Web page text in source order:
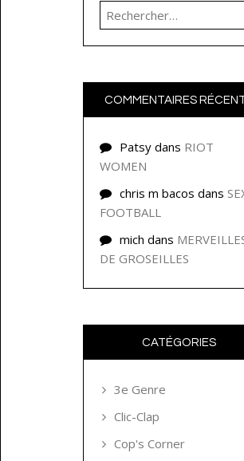
Rechercher :
COMMENTAIRES
Patsy dans RIOT
WOMEN
chris m bacos dans
FOOTBALL
mich dans
DE GROSEILLES
CATÉGORIES
3e Genre
Clic-Clap
Cop's Corner